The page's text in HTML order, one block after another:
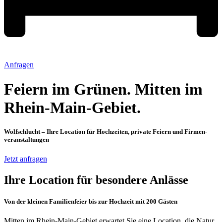
Anfragen
Feiern im Grünen. Mitten im
Rhein-Main-Gebiet.
Wolfschlucht – Ihre Location für Hochzeiten, private Feiern und Firmen­
veranstaltungen
Jetzt anfragen
Ihre Location für besondere Anlässe
Von der kleinen Familienfeier bis zur Hochzeit mit 200 Gästen